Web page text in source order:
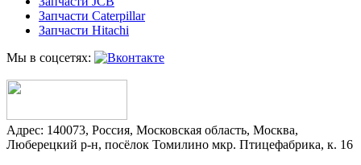
Запчасти Caterpillar
Запчасти Hitachi
Мы в соцсетях:
Адрес: 140073, Россия, Московская область, Москва,
Люберецкий р-н, посёлок Томилино мкр. Птицефабрика, к. 16